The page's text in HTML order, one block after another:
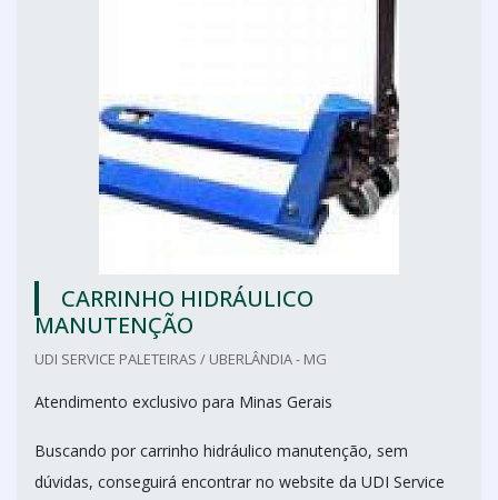
CARRINHO HIDRÁULICO
MANUTENÇÃO
UDI SERVICE PALETEIRAS / UBERLÂNDIA - MG
Atendimento exclusivo para Minas Gerais
Buscando por carrinho hidráulico manutenção, sem
dúvidas, conseguirá encontrar no website da UDI Service